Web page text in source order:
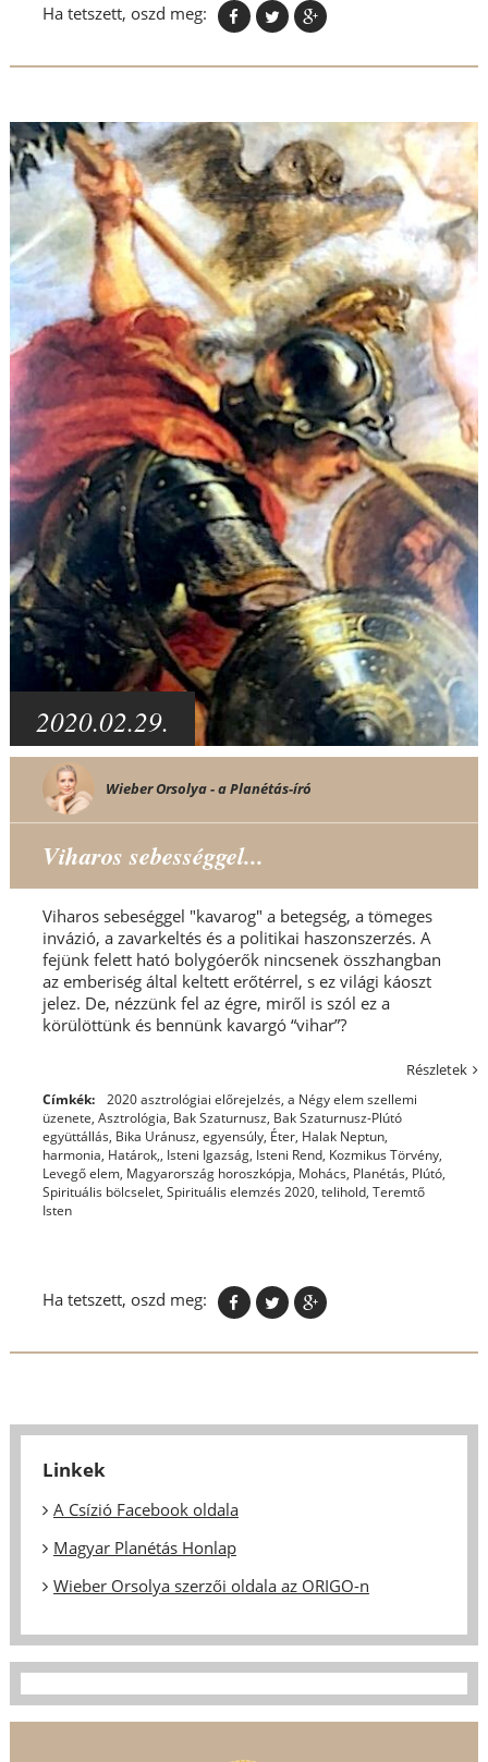
Ha tetszett, oszd meg:
2020.02.29.
Wieber Orsolya - a Planétás-író
Viharos sebességgel...
Viharos sebeséggel "kavarog" a betegség, a tömeges
invázió, a zavarkeltés és a politikai haszonszerzés. A
fejünk felett ható bolygóerők nincsenek összhangban
az emberiség által keltett erőtérrel, s ez világi káoszt
jelez. De, nézzünk fel az égre, miről is szól ez a
körülöttünk és bennünk kavargó “vihar”?
Részletek
Címkék: 2020 asztrológiai előrejelzés, a Négy elem szellemi
üzenete, Asztrológia, Bak Szaturnusz, Bak Szaturnusz-Plútó
együttállás, Bika Uránusz, egyensúly, Éter, Halak Neptun,
harmonia, Határok,, Isteni Igazság, Isteni Rend, Kozmikus Törvény,
Levegő elem, Magyarország horoszkópja, Mohács, Planétás, Plútó,
Spirituális bölcselet, Spirituális elemzés 2020, telihold, Teremtő
Isten
Ha tetszett, oszd meg:
Linkek
A Csízió Facebook oldala
Magyar Planétás Honlap
Wieber Orsolya szerzői oldala az ORIGO-n